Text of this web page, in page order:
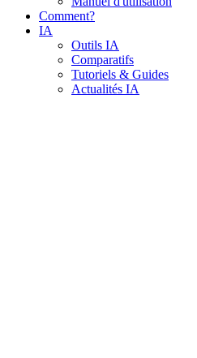
Comment?
IA
Outils IA
Comparatifs
Tutoriels & Guides
Actualités IA